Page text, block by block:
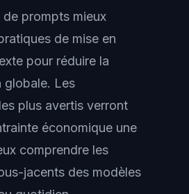
prompts mieux
de mise en
pour réduire la
globale. Les
plus avertis verront
économique une
comprendre les
jacents des modèles